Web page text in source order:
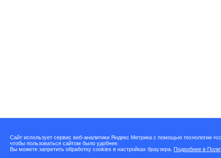
Сайт использует сервис веб-аналитики Яндекс Метрика с помощью технологии
чтобы пользоваться сайтом было удобнее.
Вы можете запретить обработку cookies в настройках браузера. Подробнее в